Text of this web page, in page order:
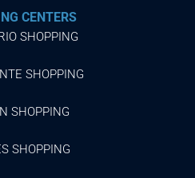
CENTERS
SHOPPING
SHOPPING
SHOPPING
SHOPPING